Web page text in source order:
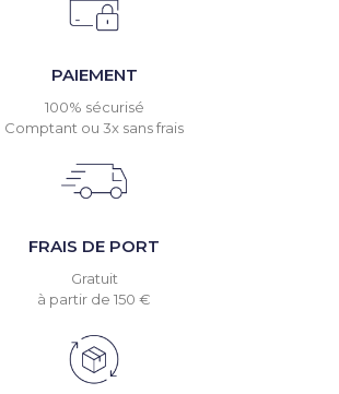
PAIEMENT
100% sécurisé
Comptant ou 3x sans frais
FRAIS DE PORT
Gratuit
à partir de 150 €